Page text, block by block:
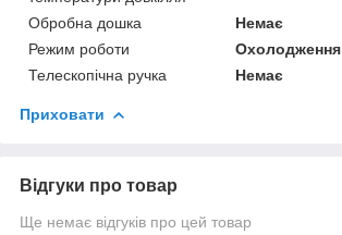
Обробна дошка
Немає
Режим роботи
Охолодження
Телескопічна ручка
Немає
Приховати
Відгуки про товар
Ще немає відгуків про цей товар